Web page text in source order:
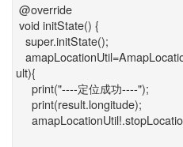
@override
void initState() {
super.initState();
ult){
print("----定位成功----");
print(result.longitude);